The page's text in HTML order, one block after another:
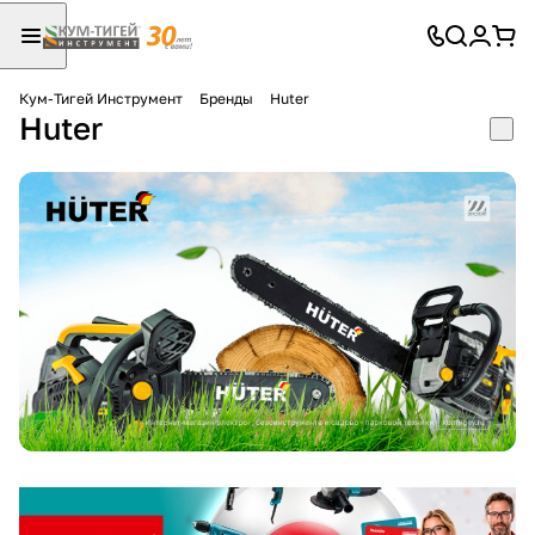
Кум-Тигей Инструмент Бренды Huter
Huter
Для клиентов всех банков
Разбейте
оплатуна части
без переплат
График платежей
Сегодня